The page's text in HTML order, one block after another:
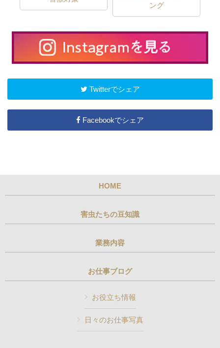
ング
Twitterでシェア
Facebookでシェア
HOME
害虫たちの豆知識
業務内容
お仕事ブログ
お役立ち情報
日々のお仕事写真